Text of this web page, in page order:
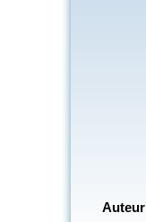
Auteur